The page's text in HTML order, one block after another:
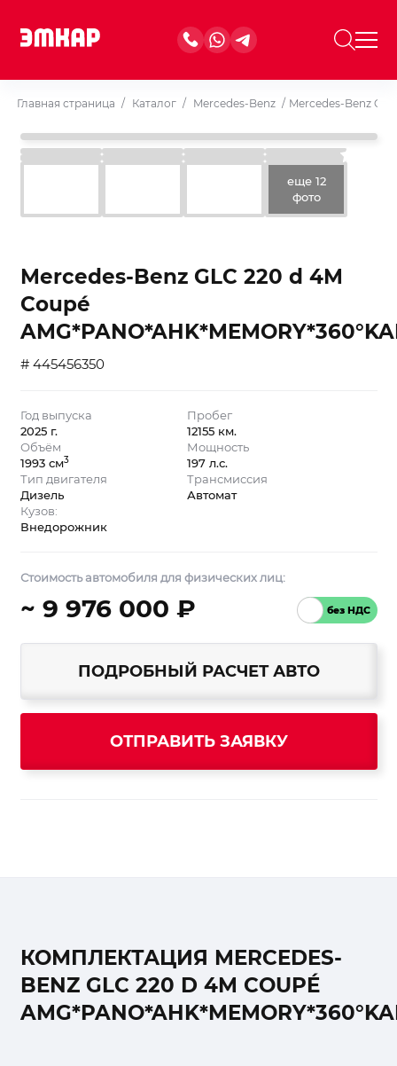
Главная страница / Каталог / Mercedes-Benz / Mercedes-Benz
еще 12
фото
Mercedes-Benz GLC 220 d 4M
Coupé
# 445456350
Год выпуска
2025 г.
Пробег
12155 км.
Объём
1993 см3
Мощность
197 л.с.
Тип двигателя
Дизель
Трансмиссия
Автомат
Кузов:
Внедорожник
Стоимость автомобиля для физических лиц:
~ 9 976 000 ₽
ПОДРОБНЫЙ РАСЧЕТ АВТО
ОТПРАВИТЬ ЗАЯВКУ
КОМПЛЕКТАЦИЯ MERCEDES-
BENZ GLC 220 D 4M COUPÉ